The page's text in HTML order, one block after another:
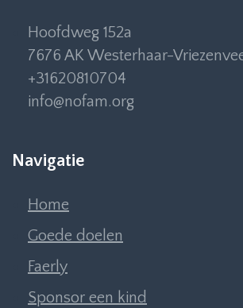
Hoofdweg 152a
7676 AK Westerhaar-
+31620810704
info@nofam.org
Navigatie
Home
Goede doelen
Faerly
Sponsor een kind